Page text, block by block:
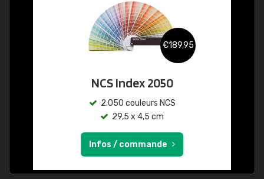
€189,95
NCS Index 2050
2.050 couleurs NCS
29,5 x 4,5 cm
Infos / commande